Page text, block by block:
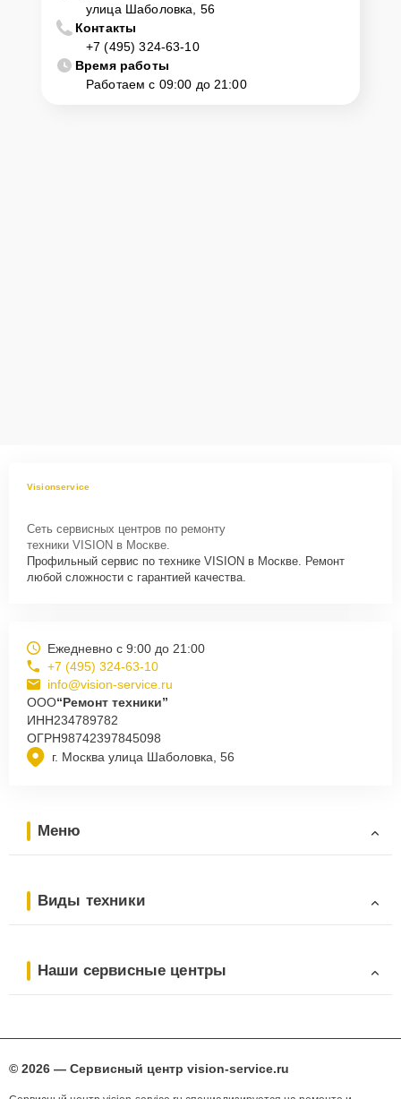
улица Шаболовка, 56
Контакты
+7 (495) 324-63-10
Время работы
Работаем с 09:00 до 21:00
Visionservice
Сеть сервисных центров по ремонту
техники VISION в Москве.
Профильный сервис по технике VISION в Москве. Ремонт
любой сложности с гарантией качества.
г. Москва улица Шаболовка, 56
Ежедневно с 9:00 до 21:00
+7 (495) 324-63-10
info@vision-service.ru
ООО“Ремонт техники”
ИНН234789782
ОГРН98742397845098
Меню
Виды техники
Наши сервисные центры
© 2026 — Сервисный центр vision-service.ru